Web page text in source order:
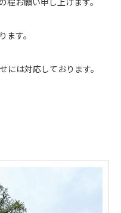
ます。
には対応しております。